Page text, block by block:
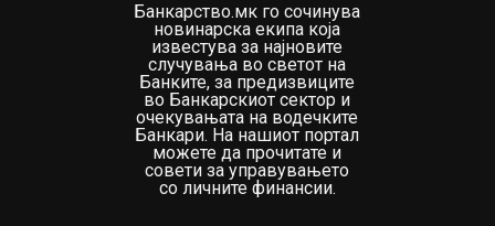
Банкарство.мк го сочинува
новинарска екипа која
известува за најновите
случувања во светот на
Банките, за предизвиците
во Банкарскиот сектор и
очекувањата на водечките
Банкари. На нашиот портал
можете да прочитате и
совети за управувањето
со личните финансии.